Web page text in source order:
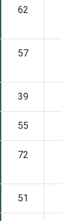
62
57
39
55
72
51